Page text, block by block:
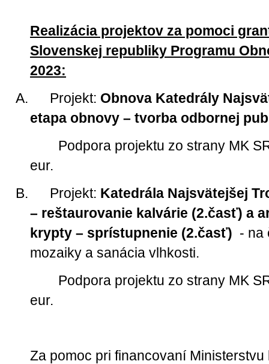
Realizácia projektov za pomoci
Slovenskej republiky Programu
2023:
A.
Projekt: Obnova Katedrály
etapa obnovy – tvorba odbornej
Podpora projektu zo strany MK
eur.
B.
Projekt: Katedrála Najsvätejšej
– reštaurovanie kalvárie (2.časť) a
krypty – sprístupnenie (2.časť) - na
mozaiky a sanácia vlhkosti.
Podpora projektu zo strany MK
eur.
Za pomoc pri financovaní